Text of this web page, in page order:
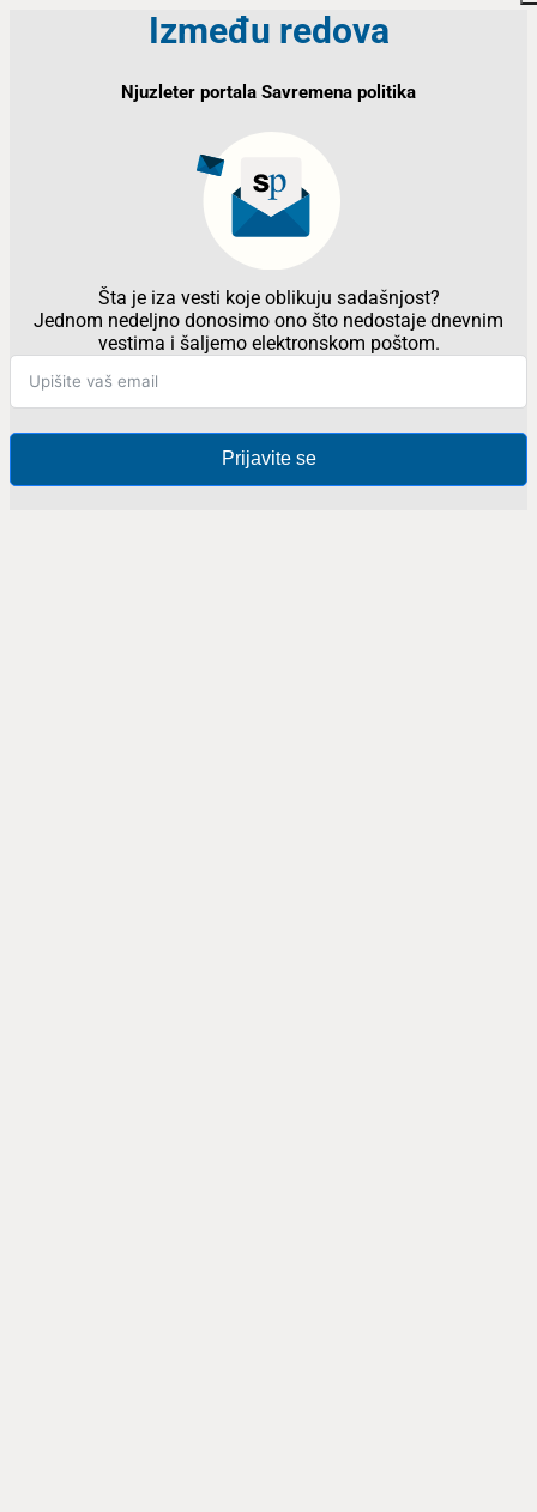
Između redova
Njuzleter portala Savremena politika
Šta je iza vesti koje oblikuju sadašnjost?
Jednom nedeljno donosimo ono što nedostaje dnevnim
vestima i šaljemo elektronskom poštom.
Prijavite se